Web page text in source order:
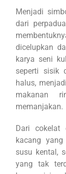
Menjadi
dari
dicelupkan
karya seni
seperti sisik
halus,
makanan
memanjakan.
Dari cokelat
kacang
susu kental,
yang tak